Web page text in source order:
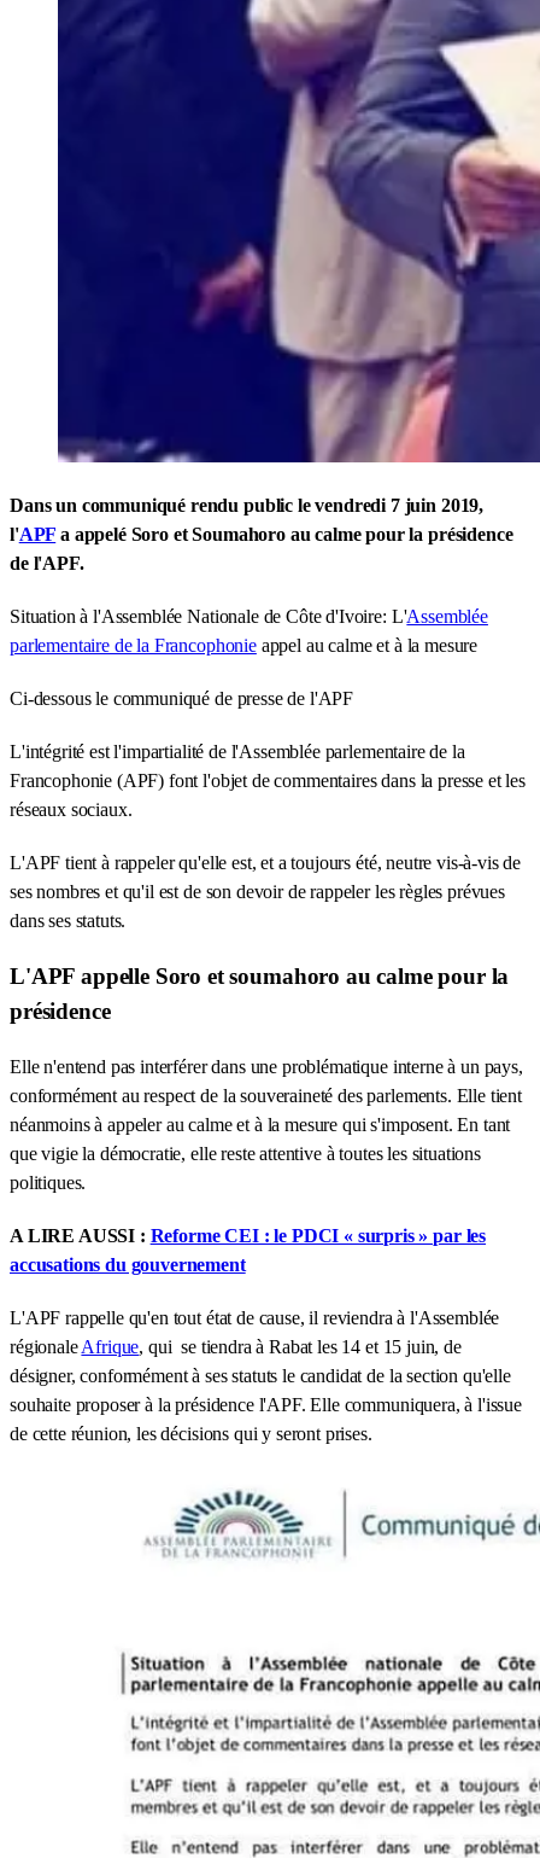
Dans un communiqué rendu public le vendredi 7 juin 2019,
l'APF a appelé Soro et Soumahoro au calme pour la présidence
de l'APF.
Situation à l'Assemblée Nationale de Côte d'Ivoire: L'Assemblée
parlementaire de la Francophonieappel au calme et à la mesure
Ci-dessous le communiqué de presse de l'APF
L'intégrité est l'impartialité de l'Assemblée parlementaire de la
Francophonie (APF) font l'objet de commentaires dans la presse et les
réseaux sociaux.
L'APF tient à rappeler qu'elle est, et a toujours été, neutre vis-à-vis de
ses nombres et qu'il est de son devoir de rappeler les règles prévues
dans ses statuts.
L'APF appelle Soro et soumahoro au calme pour la
présidence
Elle n'entend pas interférer dans une problématique interne à un pays,
conformément au respect de la souveraineté des parlements. Elle tient
néanmoins à appeler au calme et à la mesure qui s'imposent. En tant
que vigie la démocratie, elle reste attentive à toutes les situations
politiques.
A LIRE AUSSI : Reforme CEI : le PDCI « surpris » par les
accusations du gouvernement
L'APF rappelle qu'en tout état de cause, il reviendra à l'Assemblée
régionaleAfrique, qui se tiendra à Rabat les 14 et 15 juin, de
désigner, conformément à ses statuts le candidat de la section qu'elle
souhaite proposer à la présidence l'APF. Elle communiquera, à l'issue
de cette réunion, les décisions qui y seront prises.